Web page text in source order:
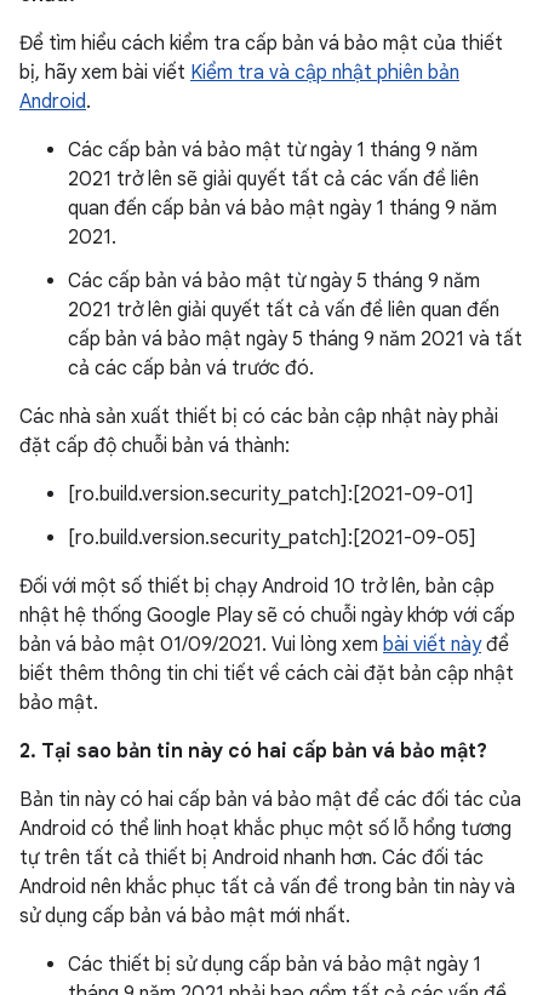
Để tìm hiểu cách kiểm tra cấp bản vá bảo mật của thiết
bị, hãy xem bài viết Kiểm tra và cập nhật phiên bản
Android.
Các cấp bản vá bảo mật từ ngày 1 tháng 9 năm
2021 trở lên sẽ giải quyết tất cả các vấn đề liên
quan đến cấp bản vá bảo mật ngày 1 tháng 9 năm
2021.
Các cấp bản vá bảo mật từ ngày 5 tháng 9 năm
2021 trở lên giải quyết tất cả vấn đề liên quan đến
cấp bản vá bảo mật ngày 5 tháng 9 năm 2021 và tất
cả các cấp bản vá trước đó.
Các nhà sản xuất thiết bị có các bản cập nhật này phải
đặt cấp độ chuỗi bản vá thành:
[ro.build.version.security_patch]:[2021-09-01]
[ro.build.version.security_patch]:[2021-09-05]
Đối với một số thiết bị chạy Android 10 trở lên, bản cập
nhật hệ thống Google Play sẽ có chuỗi ngày khớp với cấp
bản vá bảo mật 01/09/2021. Vui lòng xem bài viết nàyđể
biết thêm thông tin chi tiết về cách cài đặt bản cập nhật
bảo mật.
2. Tại sao bản tin này có hai cấp bản vá bảo mật?
Bản tin này có hai cấp bản vá bảo mật để các đối tác của
Android có thể linh hoạt khắc phục một số lỗ hổng tương
tự trên tất cả thiết bị Android nhanh hơn. Các đối tác
Android nên khắc phục tất cả vấn đề trong bản tin này và
sử dụng cấp bản vá bảo mật mới nhất.
Các thiết bị sử dụng cấp bản vá bảo mật ngày 1